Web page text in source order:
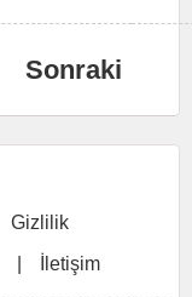
Sonraki
Gizlilik
İletişim